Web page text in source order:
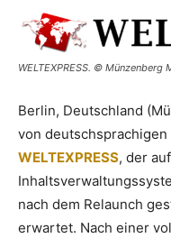
WELTEXPRESS. © Münzenberg
Berlin, Deutschland
von
WELTEXPRESS, der
nach dem Relaunch
erwartet. Nach einer